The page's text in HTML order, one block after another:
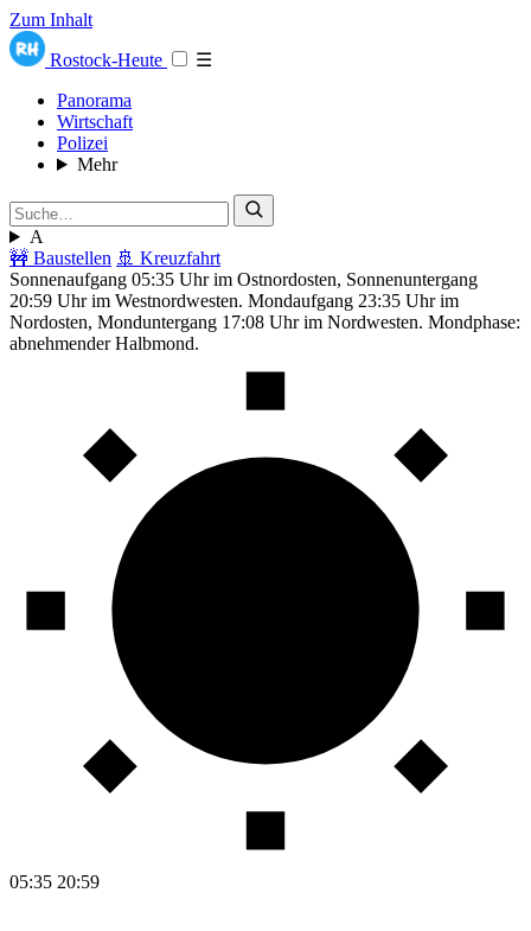
Zum Inhalt
Rostock-Heute
☰
Panorama
Wirtschaft
Polizei
Mehr
A
🚧 Baustellen 🚢 Kreuzfahrt
Sonnenaufgang 05:35 Uhr im Ostnordosten, Sonnenuntergang
20:59 Uhr im Westnordwesten. Mondaufgang 23:35 Uhr im
Nordosten, Monduntergang 17:08 Uhr im Nordwesten. Mondphase:
abnehmender Halbmond.
05:35 20:59